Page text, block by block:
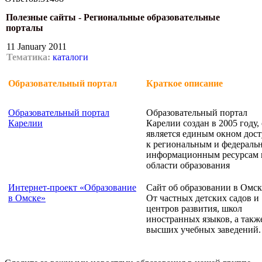
Полезные сайты - Региональные образовательные
порталы
11 January 2011
Тематика: каталоги
Образовательный портал Краткое описание
Образовательный портал
Карелии
Образовательный портал
Карелии создан в 2005 году,
является единым окном
к региональным и
информационным ресурсам
области образования
Интернет-проект «Образование
в Омске»
Сайт об образовании в
От частных детских садов и
центров развития, школ
иностранных языков, а
высших учебных заведений.